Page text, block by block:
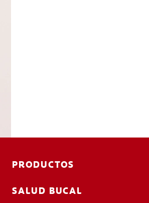
PRODUCTOS
SALUD BUCAL